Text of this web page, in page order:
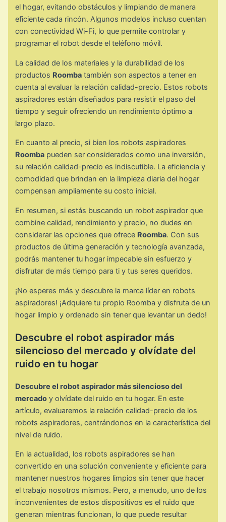
el hogar, evitando obstáculos y limpiando de manera
eficiente cada rincón. Algunos modelos incluso cuentan
con conectividad Wi-Fi, lo que permite controlar y
programar el robot desde el teléfono móvil.
La calidad de los materiales y la durabilidad de los
productos Roomba también son aspectos a tener en
cuenta al evaluar la relación calidad-precio. Estos robots
aspiradores están diseñados para resistir el paso del
tiempo y seguir ofreciendo un rendimiento óptimo a
largo plazo.
En cuanto al precio, si bien los robots aspiradores
Roomba pueden ser considerados como una inversión,
su relación calidad-precio es indiscutible. La eficiencia y
comodidad que brindan en la limpieza diaria del hogar
compensan ampliamente su costo inicial.
En resumen, si estás buscando un robot aspirador que
combine calidad, rendimiento y precio, no dudes en
considerar las opciones que ofrece Roomba. Con sus
productos de última generación y tecnología avanzada,
podrás mantener tu hogar impecable sin esfuerzo y
disfrutar de más tiempo para ti y tus seres queridos.
¡No esperes más y descubre la marca líder en robots
aspiradores! ¡Adquiere tu propio Roomba y disfruta de un
hogar limpio y ordenado sin tener que levantar un dedo!
Descubre el robot aspirador más
silencioso del mercado y olvídate del
ruido en tu hogar
Descubre el robot aspirador más silencioso del
mercado y olvídate del ruido en tu hogar. En este
artículo, evaluaremos la relación calidad-precio de los
robots aspiradores, centrándonos en la característica del
nivel de ruido.
En la actualidad, los robots aspiradores se han
convertido en una solución conveniente y eficiente para
mantener nuestros hogares limpios sin tener que hacer
el trabajo nosotros mismos. Pero, a menudo, uno de los
inconvenientes de estos dispositivos es el ruido que
generan mientras funcionan, lo que puede resultar